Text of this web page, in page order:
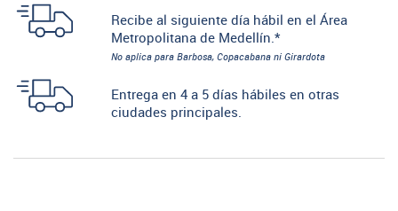
Recibe al siguiente día hábil en el Área
Metropolitana de Medellín.*
No aplica para Barbosa, Copacabana ni Girardota
Entrega en 4 a 5 días hábiles en otras
ciudades principales.